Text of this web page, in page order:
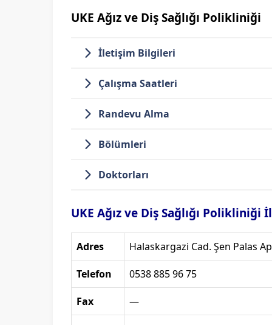
UKE Ağız ve Diş Sağlığı Polikliniği
İletişim Bilgileri
Çalışma Saatleri
Randevu Alma
Bölümleri
Doktorları
UKE Ağız ve Diş Sağlığı
Adres Halaskargazi Cad. Şen Palas
Telefon 0538 885 96 75
Fax —